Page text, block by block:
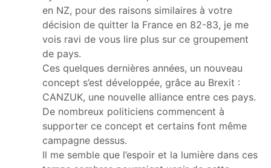
en NZ, pour des raisons similaires à votre
décision de quitter la France en 82-83, je me
vois ravi de vous lire plus sur ce groupement
de pays.
Ces quelques dernières années, un nouveau
concept s’est développée, grâce au Brexit :
CANZUK, une nouvelle alliance entre ces pays.
De nombreux politiciens commencent à
supporter ce concept et certains font même
campagne dessus.
Il me semble que l’espoir et la lumière dans ces